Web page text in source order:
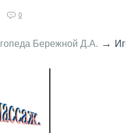
0
Бережной Д.А. →